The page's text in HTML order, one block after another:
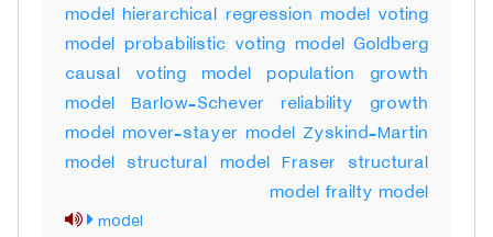
model hierarchical regression model voting
model probabilistic voting model Goldberg
causal voting model population growth
model Barlow-Schever reliability growth
model mover-stayer model Zyskind-Martin
model structural model Fraser structural
model frailty model
model